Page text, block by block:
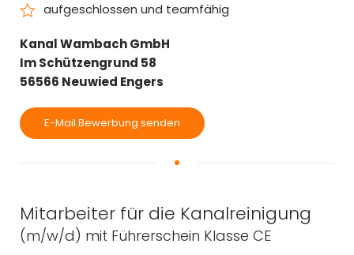
aufgeschlossen und teamfähig
Kanal Wambach GmbH
Im Schützengrund 58
56566 Neuwied Engers
E-Mail Bewerbung senden
Mitarbeiter für die Kanalreinigung
(m/w/d) mit Führerschein Klasse CE